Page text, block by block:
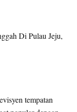
tempatan